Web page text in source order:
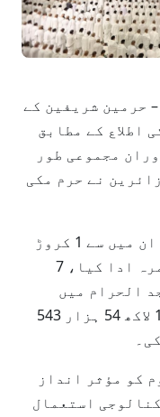
مارچ 2025 (وام) – حرمین شریفین کے
اطلاع کے مطابق
ہجری کے دوران مجموعی طور
پر 12 کروڑ 22 لاکھ 86 ہزار 712 زائرین نے حرم مکی
سعودی پریس ایجنسی کے مطابق، ان میں سے 1 کروڑ
65 لاکھ 58 ہزار 241 افراد نے عمرہ ادا کیا، 7
ہزار 928 نے مسجد الحرام میں
نمازیں ادا کیں، جبکہ 3 کروڑ 1 لاکھ 54 ہزار 543
کو مؤثر انداز
استعمال